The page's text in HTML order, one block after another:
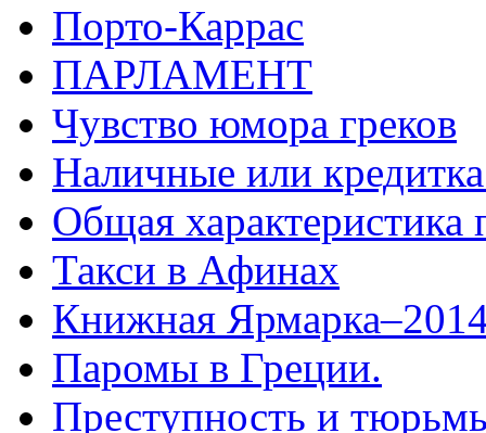
Порто-Каррас
ПАРЛАМЕНТ
Чувство юмора греков
Наличные или
Общая
Такси в Афинах
Книжная
Паромы в Греции.
Преступность и